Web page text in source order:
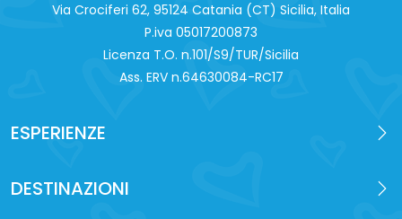
Via Crociferi 62, 95124 Catania (CT) Sicilia, Italia
P.iva 0‍5017200873
Licenza T.O. n.101/S9/TUR/Sicilia
Ass. ERV n.64630084-RC17
ESPERIENZE
DESTINAZIONI